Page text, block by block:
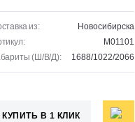
из:
Новосибирска
M01101
(Ш/В/Д):
1688/1022/2066
КУПИТЬ В 1 КЛИК